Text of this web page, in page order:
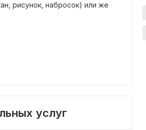
рисунок, набросок) или же
услуг